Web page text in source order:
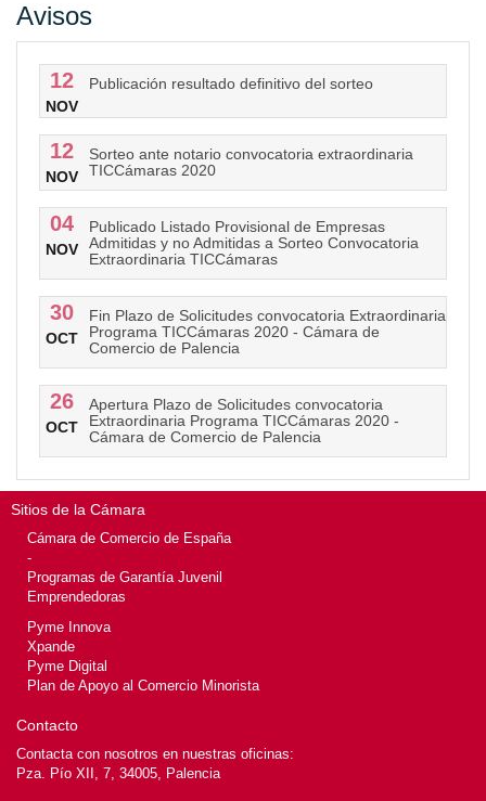
Avisos
12
NOV
Publicación resultado definitivo del sorteo
12
NOV
Sorteo ante notario convocatoria extraordinaria
TICCámaras 2020
04
NOV
Publicado Listado Provisional de Empresas
Admitidas y no Admitidas a Sorteo Convocatoria
Extraordinaria TICCámaras
30
OCT
Fin Plazo de Solicitudes convocatoria Extraordinaria
Programa TICCámaras 2020 - Cámara de
Comercio de Palencia
26
OCT
Apertura Plazo de Solicitudes convocatoria
Extraordinaria Programa TICCámaras 2020 -
Cámara de Comercio de Palencia
Sitios de la Cámara
Cámara de Comercio de España
-
Programas de Garantía Juvenil
Emprendedoras
Pyme Innova
Xpande
Pyme Digital
Plan de Apoyo al Comercio Minorista
Contacto
Contacta con nosotros en nuestras oficinas:
Pza. Pío XII, 7, 34005, Palencia